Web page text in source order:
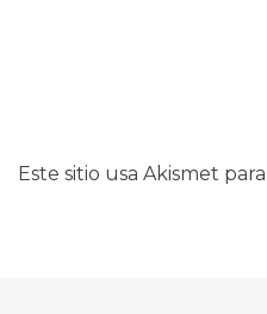
Este sitio usa Akismet